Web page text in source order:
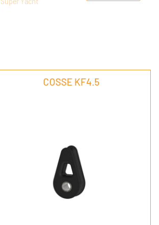
COSSE KF4.5